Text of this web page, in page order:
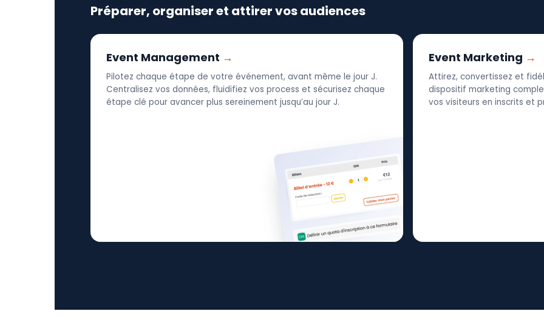
Préparer, organiser et attirer vos audiences
Event Management
Pilotez chaque étape de votre événement, avant même le jour J.
Centralisez vos données, fluidifiez vos process et sécurisez chaque
étape clé pour avancer plus sereinement jusqu’au jour J.
Event Marketing
Attirez, convertissez et
dispositif marketing
vos visiteurs en inscrits et